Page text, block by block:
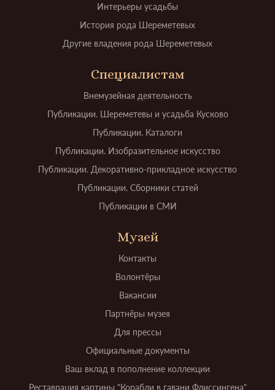
Интерьеры усадьбы
История рода Шереметевых
Другие владения рода Шереметевых
Специалистам
Внемузейная деятельность
Публикации. Шереметевы и усадьба Кусково
Публикации. Каталоги
Публикации. Изобразительное искусство
Публикации. Декоративно-прикладное искусство
Публикации. Сборники статей
Публикации в СМИ
Музей
Контакты
Волонтёры
Вакансии
Партнёры музея
Для прессы
Официальные документы
Ваш вклад в пополнение коллекции
Реставрация картины "Корабли в гавани Флиссингена"